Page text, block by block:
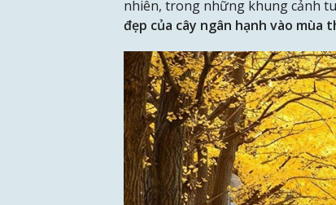
nhiên, trong những khung cảnh
đẹp của cây ngân hạnh vào mùa